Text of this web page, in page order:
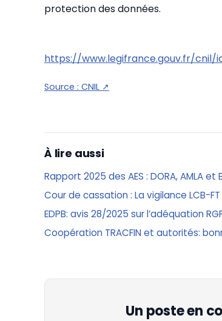
protection des données.
https://www.legifrance.gouv.fr/cnil/
Source : CNIL ↗
À lire aussi
Rapport 2025 des AES : DORA, AMLA
Cour de cassation : La vigilance LCB-
EDPB: avis 28/2025 sur l’adéquation
Coopération TRACFIN et autorités:
Un poste en